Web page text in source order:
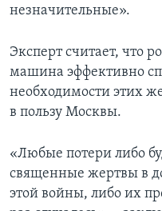
незначительные».
Эксперт считает, что
машина эффективно
необходимости этих
в пользу Москвы.
«Любые потери либо
священные жертвы в
этой войны, либо их